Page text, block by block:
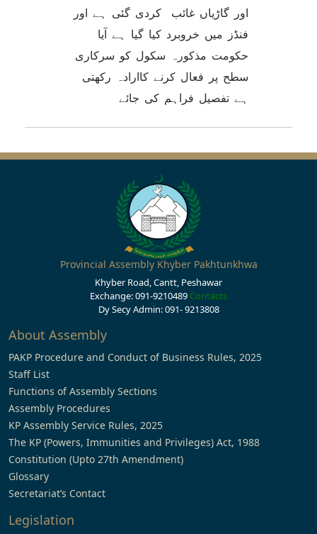
اور گاڑیاں غائب کردی گئی ہے اور
فنڈز میں خروبرد کیا گيا ہے آیا
حکومت مذکورہ سکول کو سرکاری
سطح پر فعال کرنے کاارادہ رکھتی
ہے تفصیل فراہم کی جائے
Provincial Assembly Khyber Pakhtunkhwa
Khyber Road, Cantt, Peshawar
Exchange: 091-9210489 Contacts
Dy Secy Admin: 091- 9213808
About Assembly
PAKP Procedure and Conduct of Business Rules, 2025
Staff List
Functions of Assembly Sections
Assembly Procedures
KP Assembly Service Rules, 2025
The KP (Powers, Immunities and Privileges) Act, 1988
Constitution (Upto 27th Amendment)
Glossary
Secretariat’s Contact
Legislation